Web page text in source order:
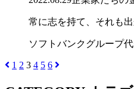
常に志を持て、それも
ソフトバンクグループ
1 2 3 4 5 6